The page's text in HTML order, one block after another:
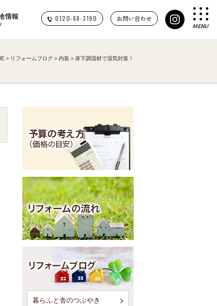
情報 0120-68-3190 お問い合わせ
MENU
> リフォームブログ > 内装 > 床下調湿材で湿気対策！
暮らふと舎のつぶやき